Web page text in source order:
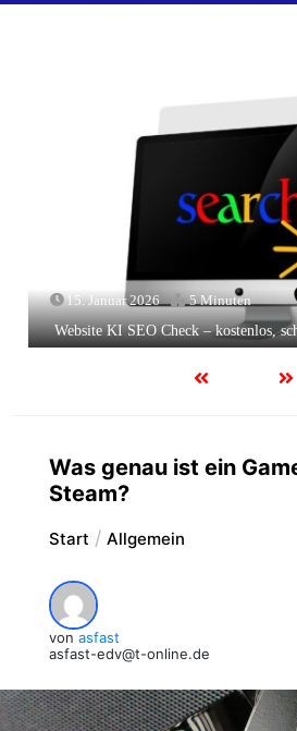
15. Januar 2026
5 Minuten
Website KI SEO Check – kostenlos,
Was genau ist ein
Steam?
Start Allgemein
von asfast
asfast-edv@t-online.de